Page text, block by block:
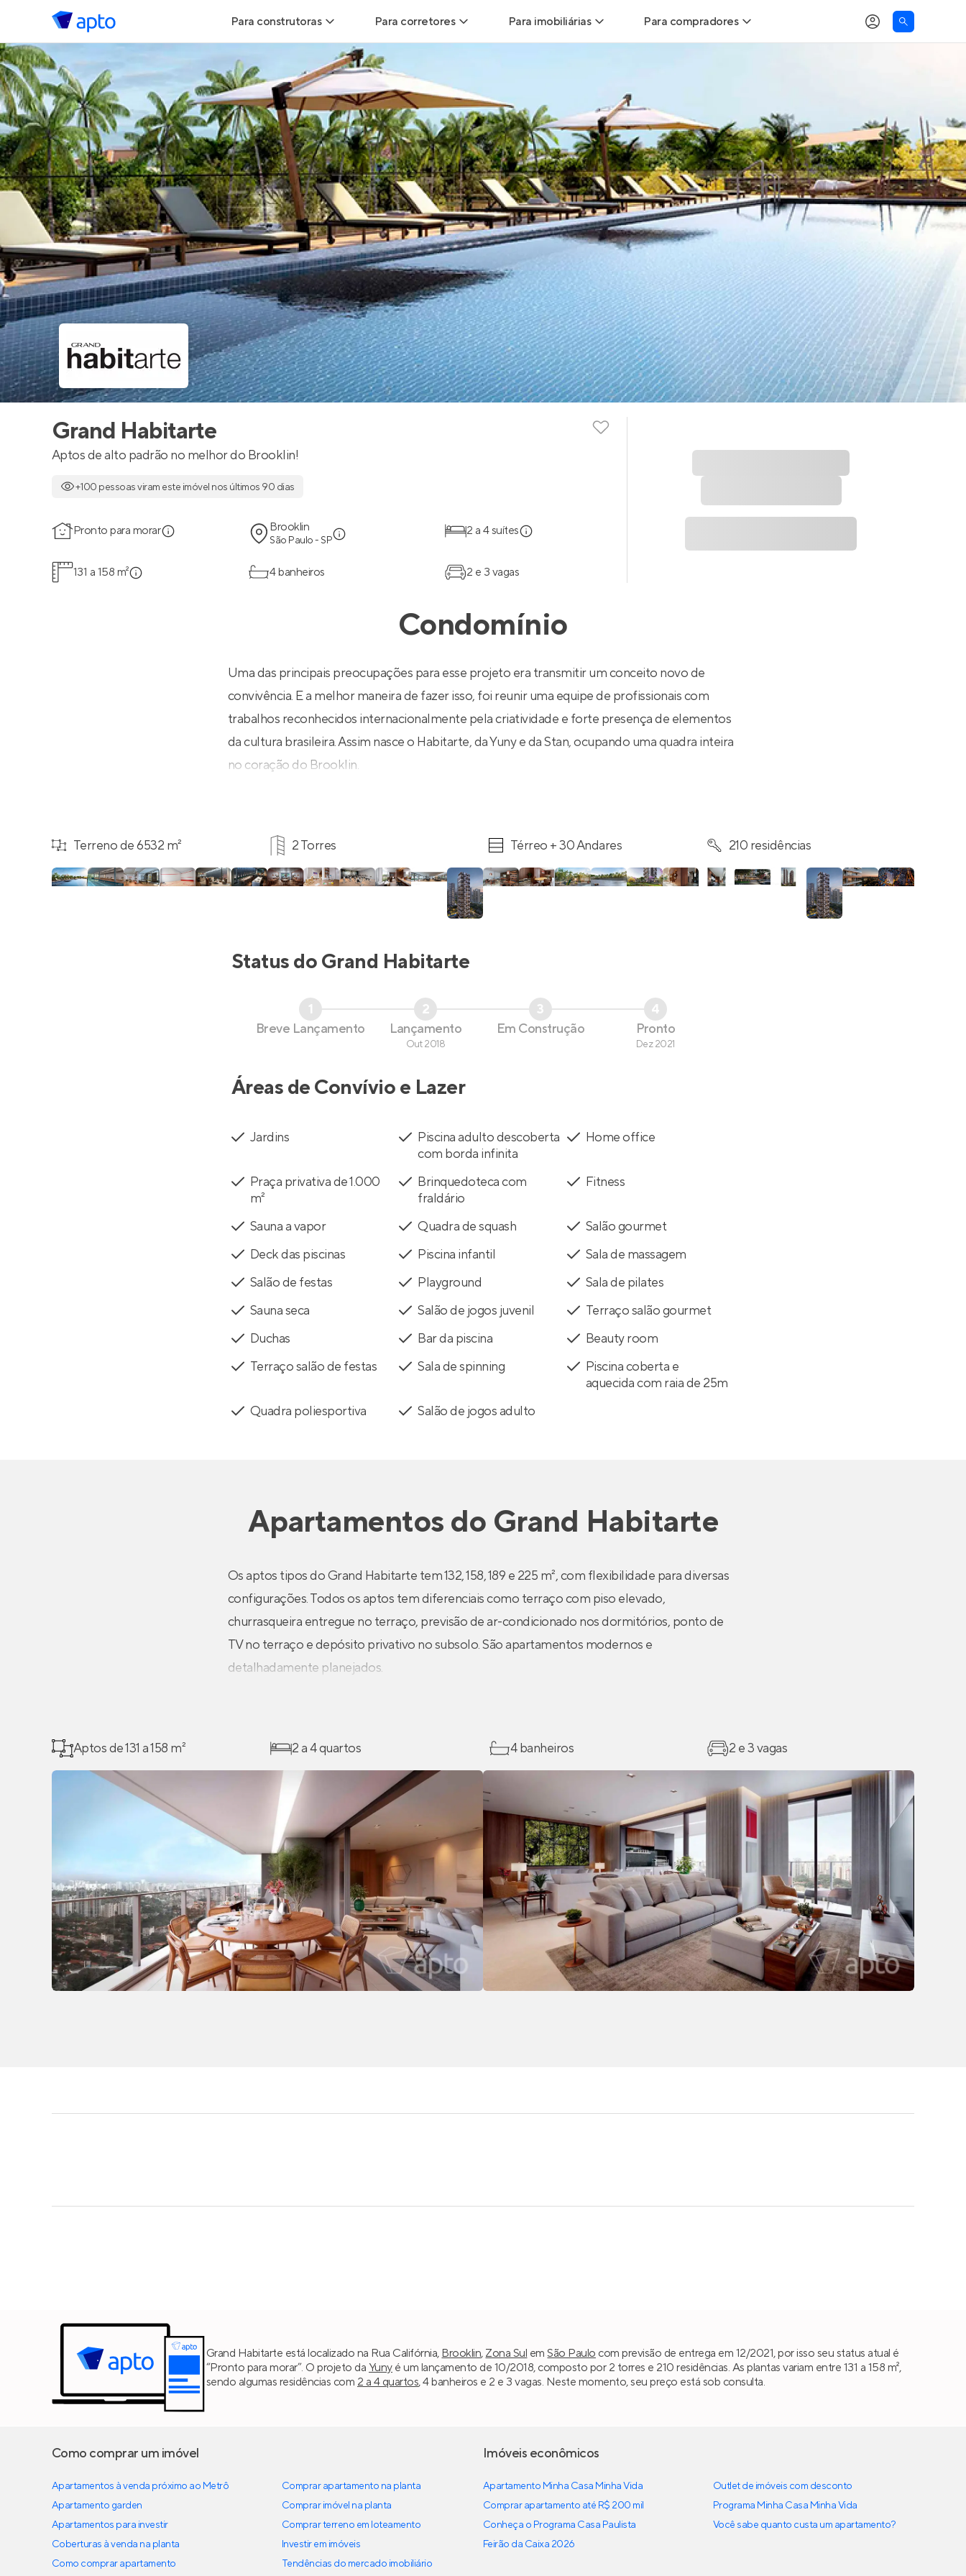
Para construtoras
Geração de Leads
Geração de Visitas
Geração de Vendas
Maiores Construtoras
Parcerias Imobiliárias
Anunciar Imóveis
Para corretores
Leads para Corretores
Corretor+
Parcerias imobiliárias
Hub de Corretores
Perfil Verificado
Anunciar imóveis
Para imobiliárias
Hub de imobiliárias
Anunciar imóveis
Para compradores
Comprar x Alugar
Correção do INCC
Simulador de Financiamento
Grand Habitarte
Aptos de alto padrão no melhor do Brooklin!
+100 pessoas viram este imóvel nos últimos 90 dias
Pronto para morar Brooklin
São Paulo - SP
2 a 4 suítes
131 a 158 m² 4 banheiros 2 e 3 vagas
Condomínio
Uma das principais preocupações para esse projeto era transmitir um conceito novo de
convivência. E a melhor maneira de fazer isso, foi reunir uma equipe de profissionais com
trabalhos reconhecidos internacionalmente pela criatividade e forte presença de elementos
da cultura brasileira. Assim nasce o Habitarte, da Yuny e da Stan, ocupando uma quadra inteira
no coração do Brooklin.
Terreno de 6532 m² 2 Torres Térreo + 30 Andares 210 residências
Status doGrand Habitarte
1
Breve Lançamento
2
Lançamento
Out 2018
3
Em Construção
4
Pronto
Dez 2021
Áreas de Convívio e Lazer
Jardins
Piscina adulto descoberta
com borda infinita
Home office
Praça privativa de 1.000
m²
Brinquedoteca com
fraldário
Fitness
Sauna a vapor Quadra de squash
Salão gourmet
Deck das piscinas
Piscina infantil
Sala de massagem
Salão de festas
Playground
Sala de pilates
Sauna seca
Salão de jogos juvenil
Terraço salão gourmet
Duchas
Bar da piscina
Beauty room
Terraço salão de festas
Sala de spinning
Piscina coberta e
aquecida com raia de 25m
Quadra poliesportiva
Salão de jogos adulto
Apartamentos do Grand Habitarte
Os aptos tipos do Grand Habitarte tem 132, 158, 189 e 225 m², com flexibilidade para diversas
configurações. Todos os aptos tem diferenciais como terraço com piso elevado,
churrasqueira entregue no terraço, previsão de ar-condicionado nos dormitórios, ponto de
TV no terraço e depósito privativo no subsolo. São apartamentos modernos e
detalhadamente planejados.
Aptos de 131 a 158 m² 2 a 4 quartos 4 banheiros 2 e 3 vagas
Grand Habitarte está localizado na Rua Califórnia, Brooklin, Zona Sul emSão Paulo com previsão de entrega em 12/2021, por isso seu status atual é
“Pronto para morar”. O projeto da Yunyé um lançamento de 10/2018, composto por 2 torres e 210 residências. As plantas variam entre 131 a 158 m²,
sendo algumas residências com 2 a 4 quartos, 4 banheiros e 2 e 3 vagas. Neste momento, seu preço está sob consulta.
Como comprar um imóvel
Apartamentos à venda próximo ao Metrô
Apartamento garden
Apartamentos para investir
Coberturas à venda na planta
Como comprar apartamento
Comprar apartamento na planta
Comprar imóvel na planta
Comprar terreno em loteamento
Investir em imóveis
Tendências do mercado imobiliário
Imóveis econômicos
Apartamento Minha Casa Minha Vida
Comprar apartamento até R$ 200 mil
Conheça o Programa Casa Paulista
Feirão da Caixa 2026
Outlet de imóveis com desconto
Programa Minha Casa Minha Vida
Você sabe quanto custa um apartamento?